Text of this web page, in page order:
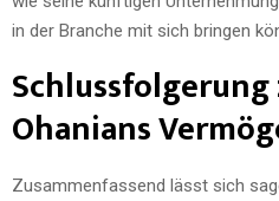
in der Branche mit sich bringen
Schlussfolgerung
Ohanians
Zusammenfassend lässt sich